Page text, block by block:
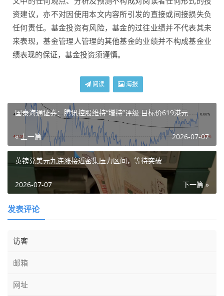
资建议，亦不对因使用本文内容所引发的直接或间接损失负
任何责任。基金投资有风险，基金的过往业绩并不代表其未
来表现，基金管理人管理的其他基金的业绩并不构成基金业
绩表现的保证，基金投资须谨慎。
阅读 海报
国泰海通证券：腾讯控股维持“增持”评级 目标价619港元
« 上一篇 2026-07-07
英镑兑美元九连涨接近密集压力区间，等待突破
下一篇 »
2026-07-07
发表评论